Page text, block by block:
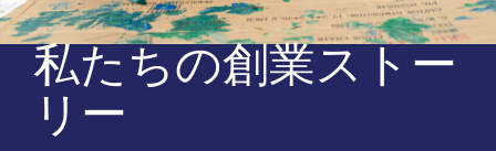
私たちの創業ストー
リー